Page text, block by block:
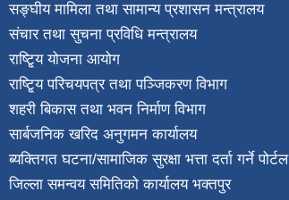
सङ्घीय मामिला तथा सामान्य प्रशासन मन्त्रालय
संचार तथा सुचना प्रविधि मन्त्रालय
राष्टि्ृय योजना आयोग
राष्टि्ृय परिचयपत्र तथा पञ्जिकरण विभाग
शहरी बिकास तथा भवन निर्माण विभाग
सार्बजनिक खरिद अनुगमन कार्यालय
ब्यक्तिगत घटना/सामाजिक सुरक्षा भत्ता दर्ता गर्ने पोर्टल
जिल्ला समन्वय समितिको कार्यालय भक्तपुर